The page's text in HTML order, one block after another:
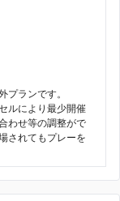
プランです。
ルにより最少開催
わせ等の調整がで
されてもプレーを